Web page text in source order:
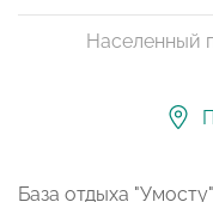
База отдыха
Населенный